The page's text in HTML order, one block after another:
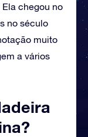
chegou no
no século
muito
a vários